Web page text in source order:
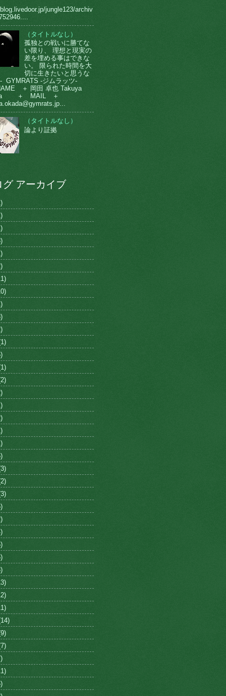
jungle123/archiv
（タイトルなし）
孤独との戦いに勝てな
い限り、 理想と現実の
差を埋める事はできな
い。 限られた時間を大
切に生きたいと思うな
GYMRATS -ジムラッツ-
＋ 岡田 卓也 Takuya
＋ MAIL ＋
（タイトルなし）
論より証拠
グ アーカイブ